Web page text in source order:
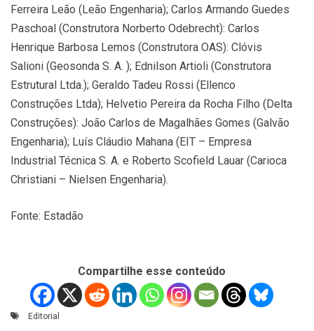
Ferreira Leão (Leão Engenharia); Carlos Armando Guedes
Paschoal (Construtora Norberto Odebrecht): Carlos
Henrique Barbosa Lemos (Construtora OAS): Clóvis
Salioni (Geosonda S. A. ); Ednilson Artioli (Construtora
Estrutural Ltda.); Geraldo Tadeu Rossi (Ellenco
Construções Ltda); Helvetio Pereira da Rocha Filho (Delta
Construções): João Carlos de Magalhães Gomes (Galvão
Engenharia); Luís Cláudio Mahana (EIT – Empresa
Industrial Técnica S. A. e Roberto Scofield Lauar (Carioca
Christiani – Nielsen Engenharia).
Fonte: Estadão
Compartilhe esse conteúdo
Editorial